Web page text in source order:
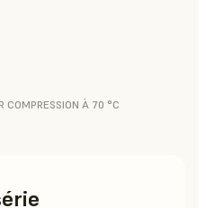
COMPRESSION À 70 °C